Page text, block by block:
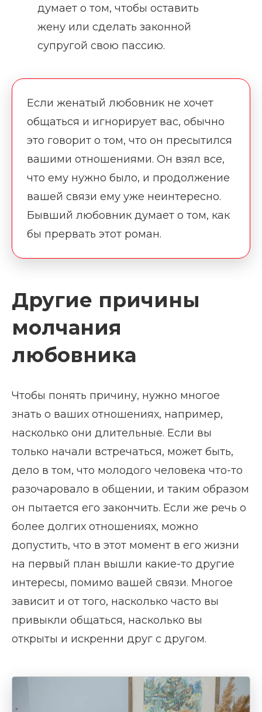
думает о том, чтобы оставить
жену или сделать законной
супругой свою пассию.
Если женатый любовник не хочет
общаться и игнорирует вас, обычно
это говорит о том, что он пресытился
вашими отношениями. Он взял все,
что ему нужно было, и продолжение
вашей связи ему уже неинтересно.
Бывший любовник думает о том, как
бы прервать этот роман.
Другие причины
молчания
любовника
Чтобы понять причину, нужно многое
знать о ваших отношениях, например,
насколько они длительные. Если вы
только начали встречаться, может быть,
дело в том, что молодого человека что-то
разочаровало в общении, и таким образом
он пытается его закончить. Если же речь о
более долгих отношениях, можно
допустить, что в этот момент в его жизни
на первый план вышли какие-то другие
интересы, помимо вашей связи. Многое
зависит и от того, насколько часто вы
привыкли общаться, насколько вы
открыты и искренни друг с другом.